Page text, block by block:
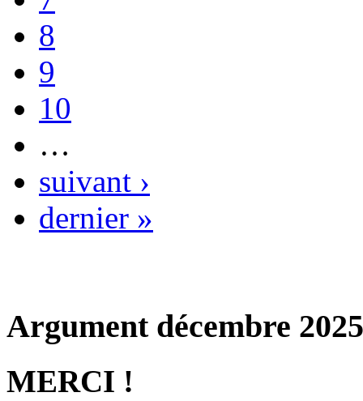
8
9
10
…
suivant ›
dernier »
Argument décembre 2025
MERCI !